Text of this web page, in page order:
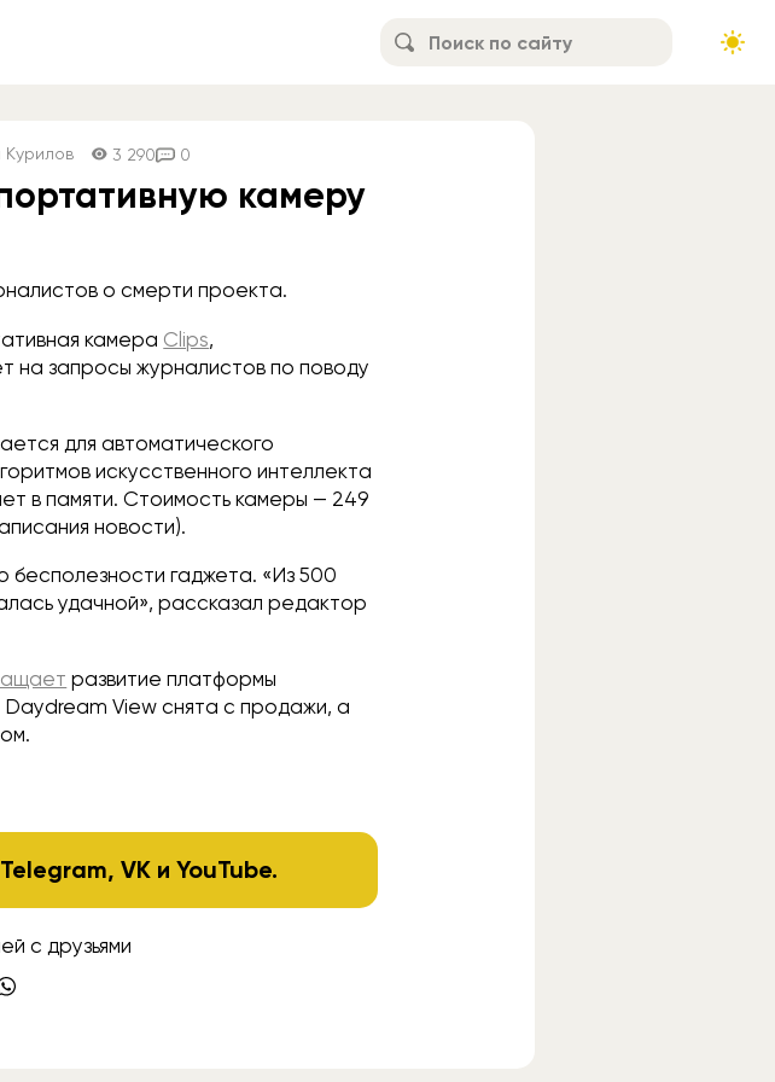
Курилов 3 290 0
камеру
о смерти проекта.
камера Clips,
на запросы журналистов по поводу
для автоматического
искусственного интеллекта
в памяти. Стоимость камеры — 249
новости).
бесполезности гаджета. «Из 500
удачной», рассказал редактор
развитие платформы
View снята с продажи, а
Telegram,VK иYouTube.
с друзьями